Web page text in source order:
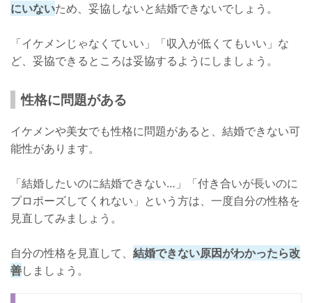
にいないため、妥協しないと結婚できないでしょう。
「イケメンじゃなくていい」「収入が低くてもいい」な
ど、妥協できるところは妥協するようにしましょう。
性格に問題がある
イケメンや美女でも性格に問題があると、結婚できない可
能性があります。
「結婚したいのに結婚できない…」「付き合いが長いのに
プロポーズしてくれない」という方は、一度自分の性格を
見直してみましょう。
自分の性格を見直して、 結婚できない原因がわかったら改
善しましょう。